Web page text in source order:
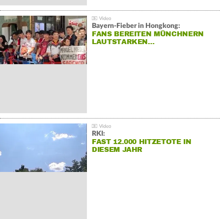
Bayern-Fieber in Hongkong:
FANS BEREITEN MÜNCHNERN
LAUTSTARKEN…
RKI:
FAST 12.000 HITZETOTE IN
DIESEM JAHR